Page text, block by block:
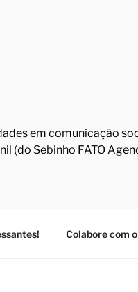
em comunicação
(do Sebinho FATO
Colabore com